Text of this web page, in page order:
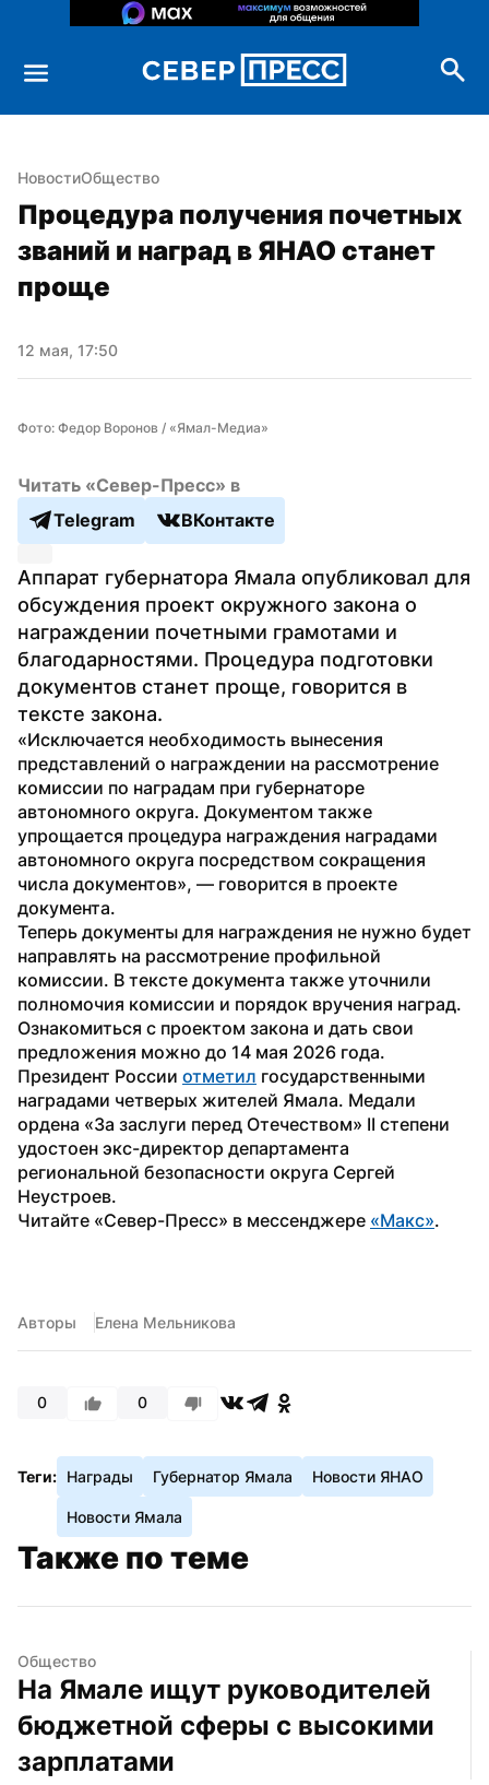
НовостиОбщество
Процедура получения почетных
званий и наград в ЯНАО станет
проще
12 мая, 17:50
Фото: Федор Воронов / «Ямал-Медиа»
Читать «Север-Пресс» в
Telegram
ВКонтакте
Аппарат губернатора Ямала опубликовал для
обсуждения проект окружного закона о
награждении почетными грамотами и
благодарностями. Процедура подготовки
документов станет проще, говорится в
тексте закона.
«Исключается необходимость вынесения
представлений о награждении на рассмотрение
комиссии по наградам при губернаторе
автономного округа. Документом также
упрощается процедура награждения наградами
автономного округа посредством сокращения
числа документов», — говорится в проекте
документа.
Теперь документы для награждения не нужно будет
направлять на рассмотрение профильной
комиссии. В тексте документа также уточнили
полномочия комиссии и порядок вручения наград.
Ознакомиться с проектом закона и дать свои
предложения можно до 14 мая 2026 года.
Президент России отметил государственными
наградами четверых жителей Ямала. Медали
ордена «За заслуги перед Отечеством» II степени
удостоен экс-директор департамента
региональной безопасности округа Сергей
Неустроев.
Читайте «Север-Пресс» в мессенджере «Макс».
Авторы Елена Мельникова
0 0
Теги: Награды Губернатор Ямала Новости ЯНАО
Новости Ямала
Также по теме
Общество
На Ямале ищут руководителей
бюджетной сферы с высокими
зарплатами